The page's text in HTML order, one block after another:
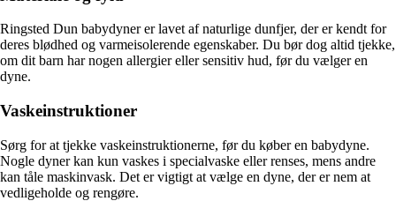
Ringsted Dun babydyner er lavet af naturlige dunfjer, der er kendt for
deres blødhed og varmeisolerende egenskaber. Du bør dog altid tjekke,
om dit barn har nogen allergier eller sensitiv hud, før du vælger en
dyne.
Vaskeinstruktioner
Sørg for at tjekke vaskeinstruktionerne, før du køber en babydyne.
Nogle dyner kan kun vaskes i specialvaske eller renses, mens andre
kan tåle maskinvask. Det er vigtigt at vælge en dyne, der er nem at
vedligeholde og rengøre.